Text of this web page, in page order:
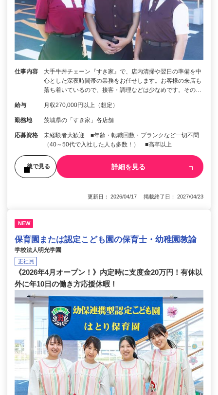
仕事内容
大手牛丼チェーン『すき家』で、店内清掃や翌日の準備を中
心とした深夜時間帯の業務をお任せします。お客様の来店も
落ち着いているので、接客・調理などは少なめです。その…
給与 月収270,000円以上（想定）
勤務地 茨城県の「すき家」各店舗
応募資格
未経験者大歓迎 ■年齢・転職回数・ブランクなど一切不問
（40～50代で入社した人も多数！） ■高卒以上
後で見る 詳細を見る
更新日： 2026/04/17 掲載終了日： 2027/04/23
NEW
保育園または認定こども園の保育士・幼稚園教諭
学校法人明光学園
正社員
《2026年4月オープン！》内定時に支度金20万円！有休以
外に年10日の働き方応援休暇！